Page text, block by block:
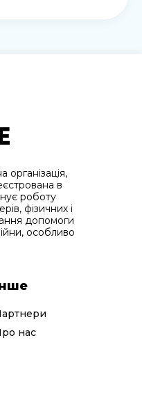
в
роботу
фізичних і
допомоги
особливо
нас